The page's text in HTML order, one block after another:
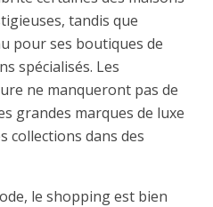
tandis que
pour ses boutiques de
spécialisés. Les
ne manqueront pas de
grandes marques de luxe
collections dans des
le shopping est bien